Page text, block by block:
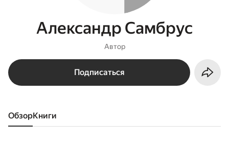
Александр Самбрус
Автор
Подписаться
Обзор книги